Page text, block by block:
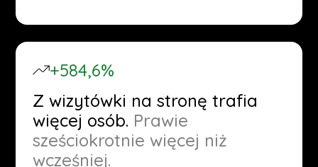
+584,6%
Z wizytówki na stronę trafia
więcej osób. Prawie
sześciokrotnie więcej niż
wcześniej.